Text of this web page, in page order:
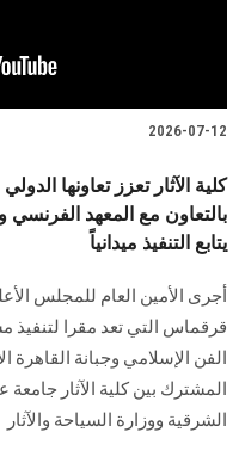
2026-07-12
كلية الآثار تعزز تعاونها
بالتعاون مع المعهد الفرنسي
يتابع التنفيذ ميدانياً
أجرى الأمين العام للمجلس
قرقماس التي تعد مقرا
الفن الإسلامي وجبانة
المشترك بين كلية الآثار
الشرقية ووزارة السياحة والآثار